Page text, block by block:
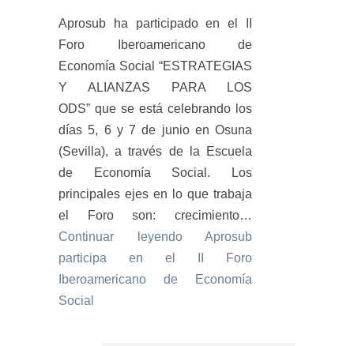
Aprosub ha participado en el II
Foro Iberoamericano de
Economía Social “ESTRATEGIAS
Y ALIANZAS PARA LOS
ODS” que se está celebrando los
días 5, 6 y 7 de junio en Osuna
(Sevilla), a través de la Escuela
de Economía Social. Los
principales ejes en lo que trabaja
el Foro son: crecimiento…
Continuar leyendoAprosub
participa en el II Foro
Iberoamericano de Economía
Social